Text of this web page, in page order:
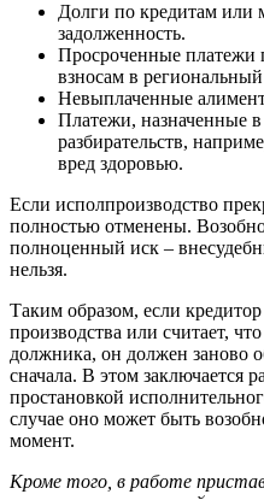
Долги по кредитам или
задолженность.
Просроченные платежи
взносам в
Невыплаченные
Платежи, назначенные
разбирательств,
вред здоровью.
Если исполпроизводство
полностью отменены.
полноценный иск –
нельзя.
Таким образом, если
производства или считает,
должника, он должен заново
сначала. В этом заключается
простановкой
случае оно может быть
момент.
Кроме того, в работе